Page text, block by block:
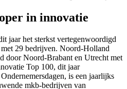
in innovatie
jaar het sterkst vertegenwoordigd
29 bedrijven. Noord-Holland
door Noord-Brabant en Utrecht met
Top 100, dit jaar
is een jaarlijks
mkb-bedrijven van